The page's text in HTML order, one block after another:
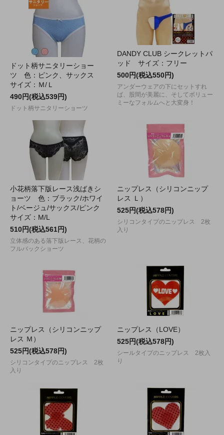
ドット柄サニタリーショー
ツ 色：ピンク、サックス
サイズ：Ｍ/Ｌ
490円(税込539円)
ドット柄サニタリーショーツ
DANDY CLUB シークレットパ
ッド サイズ：フリー
500円(税込550円)
アンダーウェアの下にセットすれ
ば、股間が美麗に、そしてボリュー
ミーなフォルムへと大変身！
小花柄落下版レース浅ばきシ
ョーツ 色：ブラック/ホワイ
ト/ベージュ/サックス/ピンク
サイズ：M/L
510円(税込561円)
立体感のある落下版レース、花柄の
フルバックショーツ
ニップレス（シリコンニップ
レス Ｌ）
525円(税込578円)
シリコンタイプのニップレス 2枚
入り
ニップレス（シリコンニップ
レス Ｍ）
525円(税込578円)
シリコンタイプのニップレス 2枚
入り
ニップレス（LOVE）
525円(税込578円)
シールタイプのニップレス 2枚入
り